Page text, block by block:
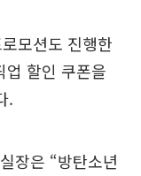
모션도 진행한
업 할인 쿠폰을
.
장은 “방탄소년